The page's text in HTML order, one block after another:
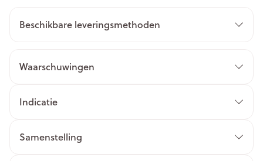
Beschikbare leveringsmethoden
Waarschuwingen
Indicatie
Samenstelling